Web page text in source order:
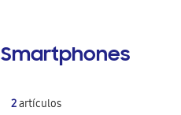
Smartphones
2artículos